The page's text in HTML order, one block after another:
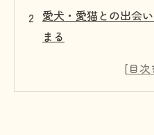
愛犬・愛猫との出会
まる
預かり生活の中で学